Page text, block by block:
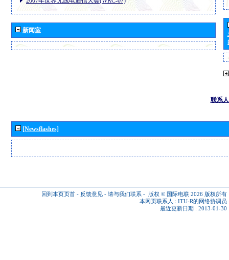
新闻室
联系人
[Newsflashes]
回到本页页首 - 反馈意见 - 请与我们联系 - 版权 © 国际电联 2026 版权所有
本网页联系人 : ITU-R的网络协调员
最近更新日期 : 2013-01-30